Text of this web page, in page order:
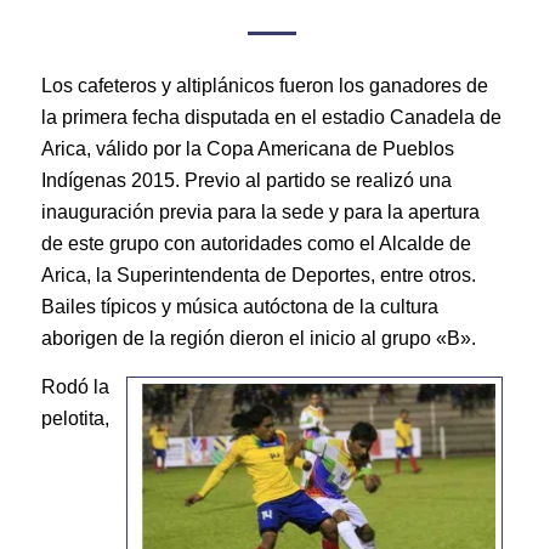
Los cafeteros y altiplánicos fueron los ganadores de
la primera fecha disputada en el estadio Canadela de
Arica, válido por la Copa Americana de Pueblos
Indígenas 2015. Previo al partido se realizó una
inauguración previa para la sede y para la apertura
de este grupo con autoridades como el Alcalde de
Arica, la Superintendenta de Deportes, entre otros.
Bailes típicos y música autóctona de la cultura
aborigen de la región dieron el inicio al grupo «B».
Rodó la
pelotita,